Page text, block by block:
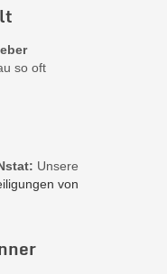
so oft
Unsere
von